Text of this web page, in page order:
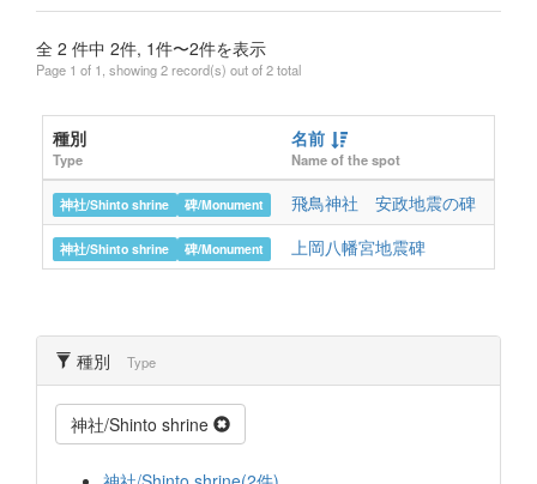
全 2 件中 2件, 1件〜2件を表示
Page 1 of 1, showing 2 record(s) out of 2 total
種別
Type
名前
Name of the spot
神社/Shinto shrine 碑/Monument 飛鳥神社 安政地震の碑
神社/Shinto shrine 碑/Monument 上岡八幡宮地震碑
種別 Type
神社/Shinto shrine